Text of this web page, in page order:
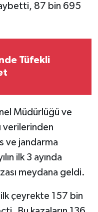
87 bin 695
Tüfekli
Müdürlüğü ve
verilerinden
ve jandarma
ilk 3 ayında
meydana geldi.
çeyrekte 157 bin